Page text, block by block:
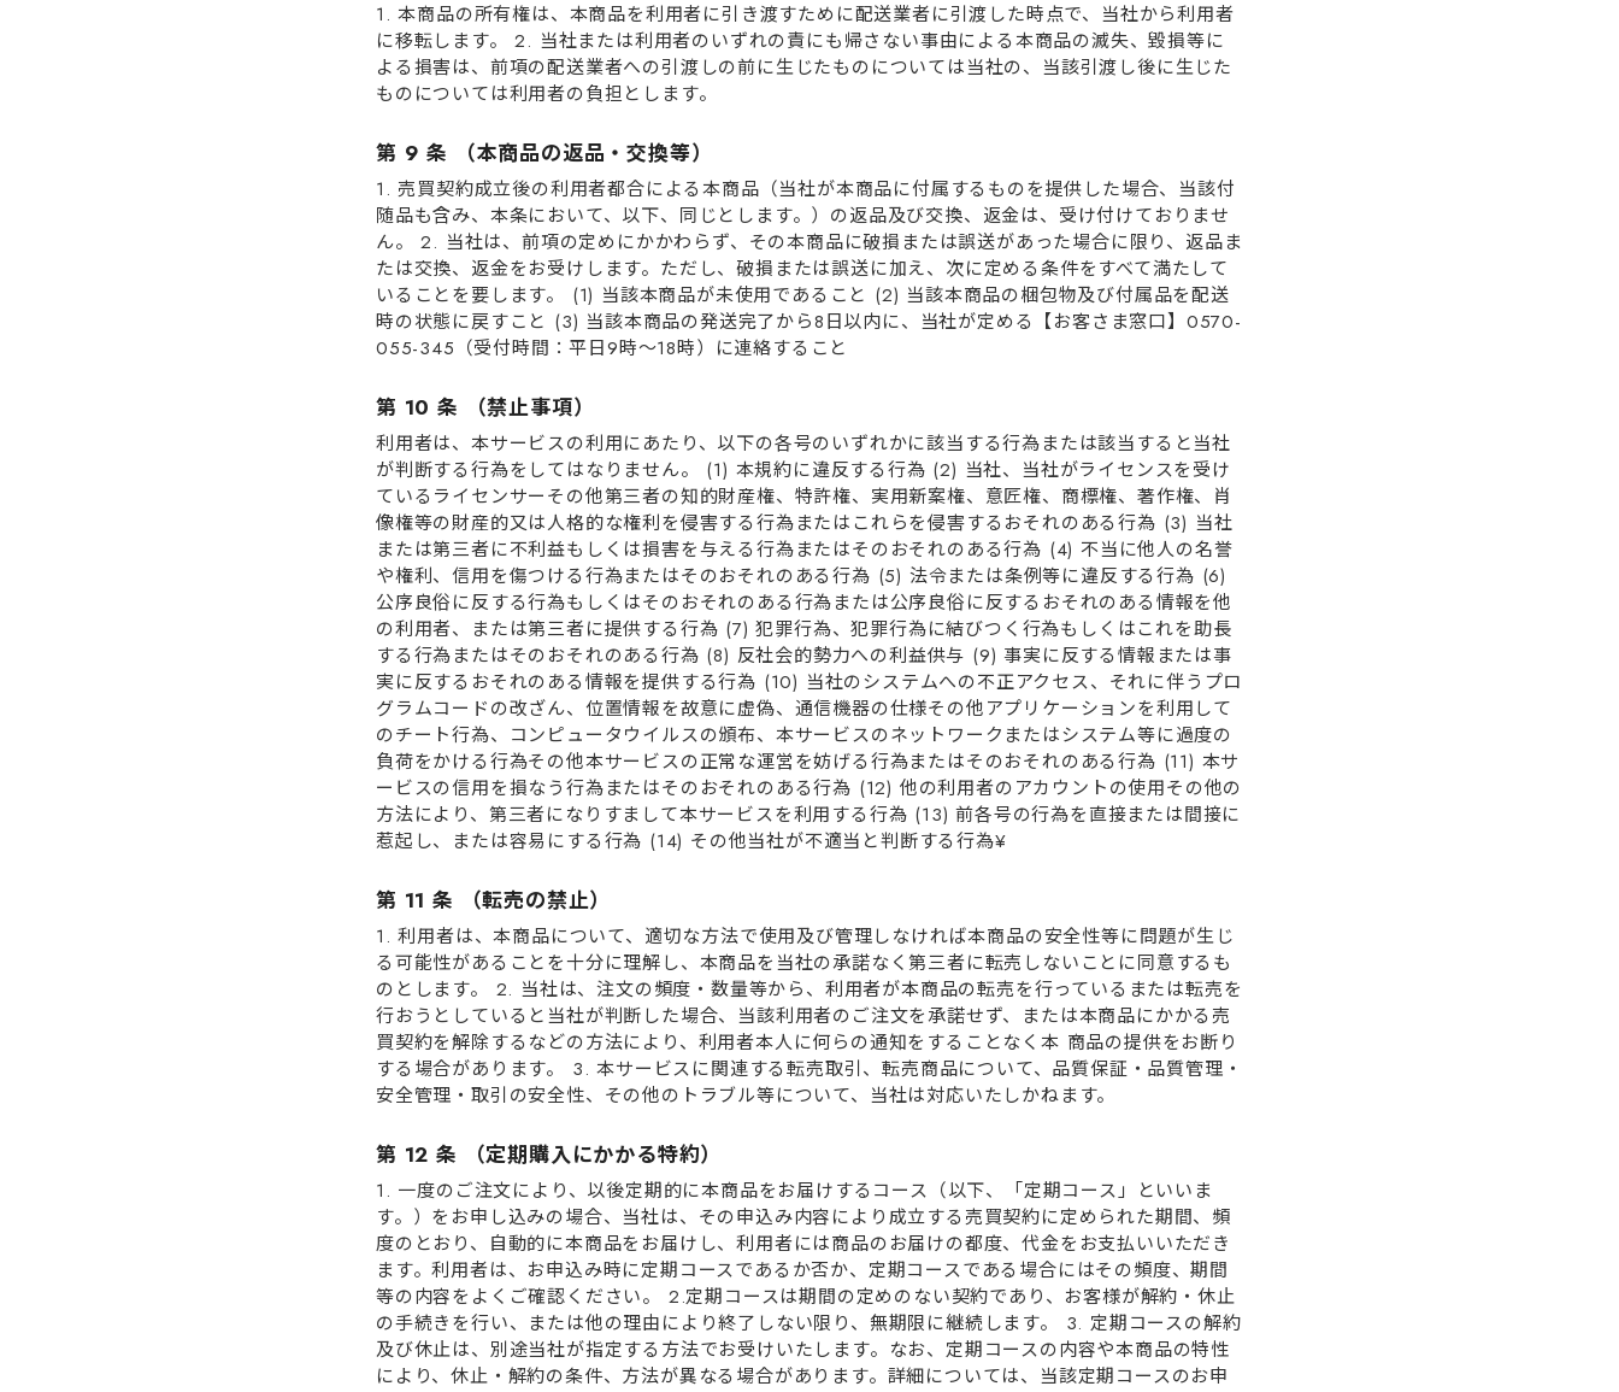
1. 本商品の所有権は、本商品を利⽤者に引き渡すために配送業者に引渡した時点で、当社から利⽤者
に移転します。 2. 当社または利⽤者のいずれの責にも帰さない事由による本商品の滅失、毀損等に
よる損害は、前項の配送業者への引渡しの前に⽣じたものについては当社の、当該引渡し後に⽣じた
ものについては利⽤者の負担とします。
第 9 条 （本商品の返品・交換等）
1. 売買契約成⽴後の利⽤者都合による本商品（当社が本商品に付属するものを提供した場合、当該付
随品も含み、本条において、以下、同じとします。）の返品及び交換、返⾦は、受け付けておりませ
ん。 2. 当社は、前項の定めにかかわらず、その本商品に破損または誤送があった場合に限り、返品ま
たは交換、返⾦をお受けします。ただし、破損または誤送に加え、次に定める条件をすべて満たして
いることを要します。 (1) 当該本商品が未使⽤であること (2) 当該本商品の梱包物及び付属品を配送
時の状態に戻すこと (3) 当該本商品の発送完了から8⽇以内に、当社が定める【お客さま窓⼝】0570-
055-345（受付時間：平日9時～18時）に連絡すること
第 10 条 （禁⽌事項）
利⽤者は、本サービスの利⽤にあたり、以下の各号のいずれかに該当する⾏為または該当すると当社
が判断する⾏為をしてはなりません。 (1) 本規約に違反する⾏為 (2) 当社、当社がライセンスを受け
ているライセンサーその他第三者の知的財産権、特許権、実⽤新案権、意匠権、商標権、著作権、肖
像権等の財産的⼜は⼈格的な権利を侵害する⾏為またはこれらを侵害するおそれのある⾏為 (3) 当社
または第三者に不利益もしくは損害を与える⾏為またはそのおそれのある⾏為 (4) 不当に他⼈の名誉
や権利、信⽤を傷つける⾏為またはそのおそれのある⾏為 (5) 法令または条例等に違反する⾏為 (6)
公序良俗に反する⾏為もしくはそのおそれのある⾏為または公序良俗に反するおそれのある情報を他
の利⽤者、または第三者に提供する⾏為 (7) 犯罪⾏為、犯罪⾏為に結びつく⾏為もしくはこれを助⻑
する⾏為またはそのおそれのある⾏為 (8) 反社会的勢⼒への利益供与 (9) 事実に反する情報または事
実に反するおそれのある情報を提供する⾏為 (10) 当社のシステムへの不正アクセス、それに伴うプロ
グラムコードの改ざん、位置情報を故意に虚偽、通信機器の仕様その他アプリケーションを利⽤して
のチート⾏為、コンピュータウイルスの頒布、本サービスのネットワークまたはシステム等に過度の
負荷をかける⾏為その他本サービスの正常な運営を妨げる⾏為またはそのおそれのある⾏為 (11) 本サ
ービスの信⽤を損なう⾏為またはそのおそれのある⾏為 (12) 他の利⽤者のアカウントの使⽤その他の
⽅法により、第三者になりすまして本サービスを利⽤する⾏為 (13) 前各号の⾏為を直接または間接に
惹起し、または容易にする⾏為 (14) その他当社が不適当と判断する⾏為¥
第 11 条 （転売の禁⽌）
1. 利⽤者は、本商品について、適切な⽅法で使⽤及び管理しなければ本商品の安全性等に問題が⽣じ
る可能性があることを⼗分に理解し、本商品を当社の承諾なく第三者に転売しないことに同意するも
のとします。 2. 当社は、注⽂の頻度・数量等から、利⽤者が本商品の転売を⾏っているまたは転売を
⾏おうとしていると当社が判断した場合、当該利⽤者のご注⽂を承諾せず、または本商品にかかる売
買契約を解除するなどの⽅法により、利⽤者本⼈に何らの通知をすることなく本 商品の提供をお断り
する場合があります。 3. 本サービスに関連する転売取引、転売商品について、品質保証・品質管理・
安全管理・取引の安全性、その他のトラブル等について、当社は対応いたしかねます。
第 12 条 （定期購⼊にかかる特約）
1. ⼀度のご注⽂により、以後定期的に本商品をお届けするコース（以下、「定期コース」といいま
す。）をお申し込みの場合、当社は、その申込み内容により成⽴する売買契約に定められた期間、頻
度のとおり、⾃動的に本商品をお届けし、利⽤者には商品のお届けの都度、代⾦をお⽀払いいただき
ます。利⽤者は、お申込み時に定期コースであるか否か、定期コースである場合にはその頻度、期間
等の内容をよくご確認ください。 2.定期コースは期間の定めのない契約であり、お客様が解約・休⽌
の⼿続きを⾏い、または他の理由により終了しない限り、無期限に継続します。 3. 定期コースの解約
及び休⽌は、別途当社が指定する⽅法でお受けいたします。なお、定期コースの内容や本商品の特性
により、休⽌・解約の条件、⽅法が異なる場合があります。詳細については、当該定期コースのお申